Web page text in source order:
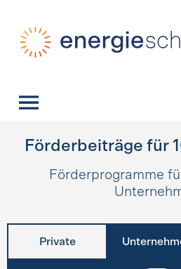
Förderbeiträge für
Förderprogramme
Private